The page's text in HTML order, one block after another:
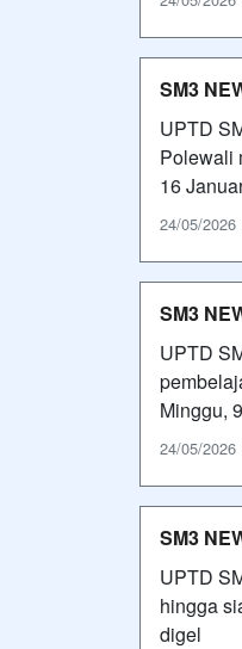
SM3
UPTD
Polewali
16
24/05/
SM3
UPTD
Minggu,
24/05/
SM3
UPTD
hingga
digel